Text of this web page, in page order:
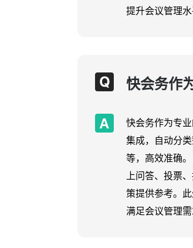
提升会议管理水
快会务作
快会务作为专
集成，自动分
等，高效准确
上问答、投票
策提供参考。
满足会议管理需